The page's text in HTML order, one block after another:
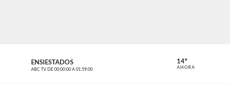
ENSIESTADOS
ABC TV DE 00:00:00 A 01:59:00 ABC CARDINAL
14º
AHORA